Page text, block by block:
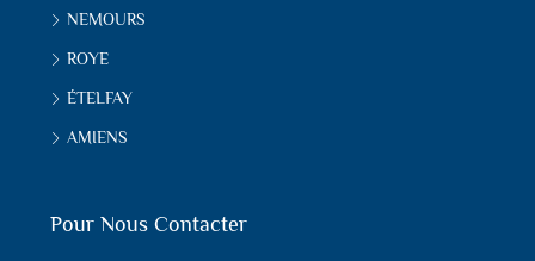
NEMOURS
ROYE
ÉTELFAY
AMIENS
Pour Nous Contacter